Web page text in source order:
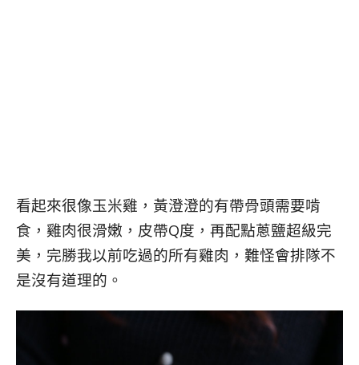
看起來很像玉米雞，黃澄澄的有帶骨頭需要啃
食，雞肉很滑嫩，皮帶Q度，再配點蔥鹽超級完
美，完勝我以前吃過的所有雞肉，難怪會排隊不
是沒有道理的。